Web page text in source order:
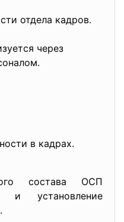
отдела кадров.
через
в кадрах.
состава ОСП
и установление